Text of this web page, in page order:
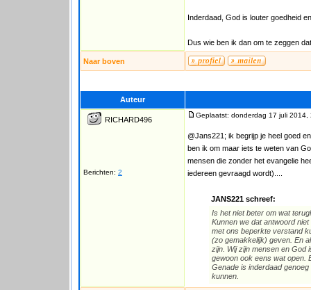
Inderdaad, God is louter goedheid
Dus wie ben ik dan om te zeggen
Naar boven
Auteur
RICHARD496
Berichten: 2
Geplaatst: donderdag 17 juli 2014,
@Jans221; ik begrijp je heel goed
ben ik om maar iets te weten van
mensen die zonder het evangelie
iedereen gevraagd wordt)....
JANS221 schreef:
Is het niet beter om wat
Kunnen we dat antwoord
met ons beperkte verstand
(zo gemakkelijk) geven. En
zijn. Wij zijn mensen en God
gewoon ook eens wat open.
Genade is inderdaad
kunnen.